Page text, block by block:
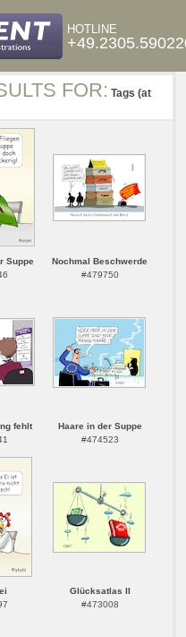
HOTLINE
FOR: Tags (at
Suppe
Nochmal Beschwerde
#479750
fehlt
Haare in der Suppe
#474523
Glücksatlas II
#473008